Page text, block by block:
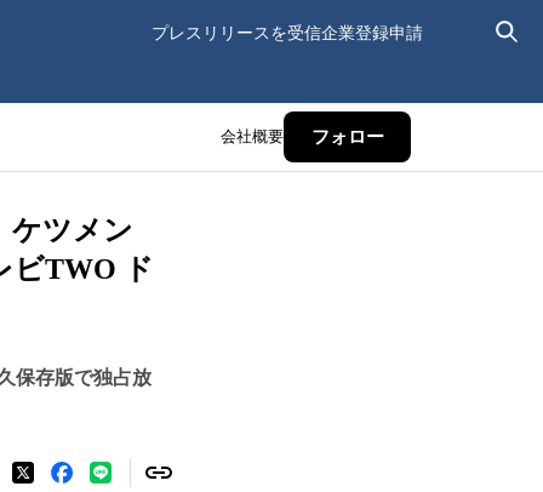
プレスリリースを受信企業登録申請
会社概要 フォロー
ケツメン
ビTWO ド
保存版で独占放